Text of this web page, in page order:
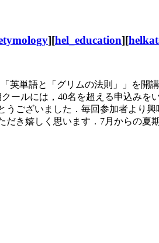
][hel_education][
英単語と「グリムの法則」」を開講
ールには，40名を超える申込みを
ございました．毎回参加者より
き嬉しく思います．7月からの夏